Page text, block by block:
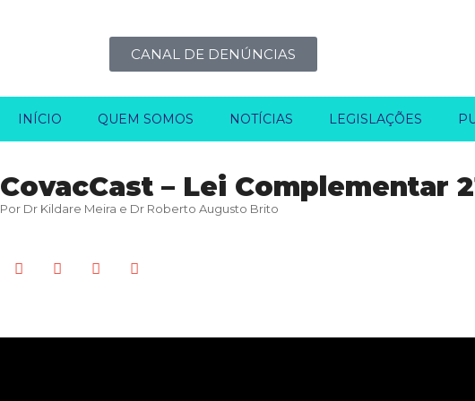
CANAL DE DENÚNCIAS
INÍCIO QUEM SOMOS NOTÍCIAS LEGISLAÇÕES
CovacCast – Lei Complementar
Por Dr Kildare Meira e Dr Roberto Augusto Brito